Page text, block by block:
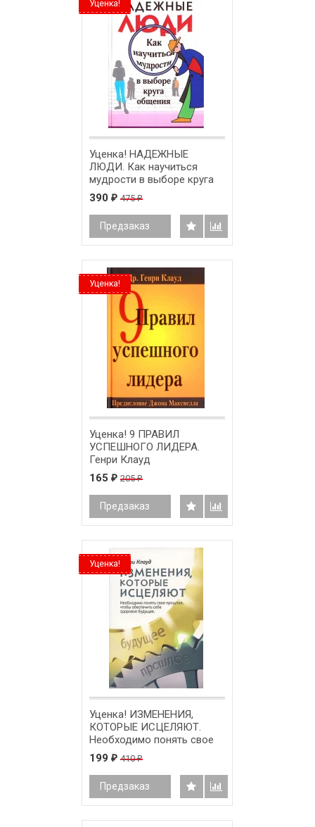
Уценка!
Уценка! НАДЕЖНЫЕ
ЛЮДИ. Как научиться
мудрости в выборе круга
общения. Джон Таунсенд и
Генри Клауд
390 ₽ 475₽
Предзаказ
Уценка!
Уценка! 9 ПРАВИЛ
УСПЕШНОГО ЛИДЕРА.
Генри Клауд
165 ₽ 205₽
Предзаказ
Уценка!
Уценка! ИЗМЕНЕНИЯ,
КОТОРЫЕ ИСЦЕЛЯЮТ.
Необходимо понять свое
прошлое, чтобы
обеспечить себе здоровое
будущее. Генри Клауд
199 ₽ 410₽
Предзаказ